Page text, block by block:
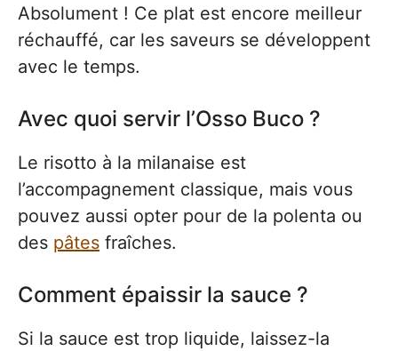
Absolument ! Ce plat est encore meilleur
réchauffé, car les saveurs se développent
avec le temps.
Avec quoi servir l’Osso Buco ?
Le risotto à la milanaise est
l’accompagnement classique, mais vous
pouvez aussi opter pour de la polenta ou
des pâtes fraîches.
Comment épaissir la sauce ?
Si la sauce est trop liquide, laissez-la